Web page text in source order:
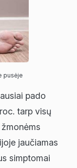
pusėje
pado
tarp visų
jaučiamas
simptomai